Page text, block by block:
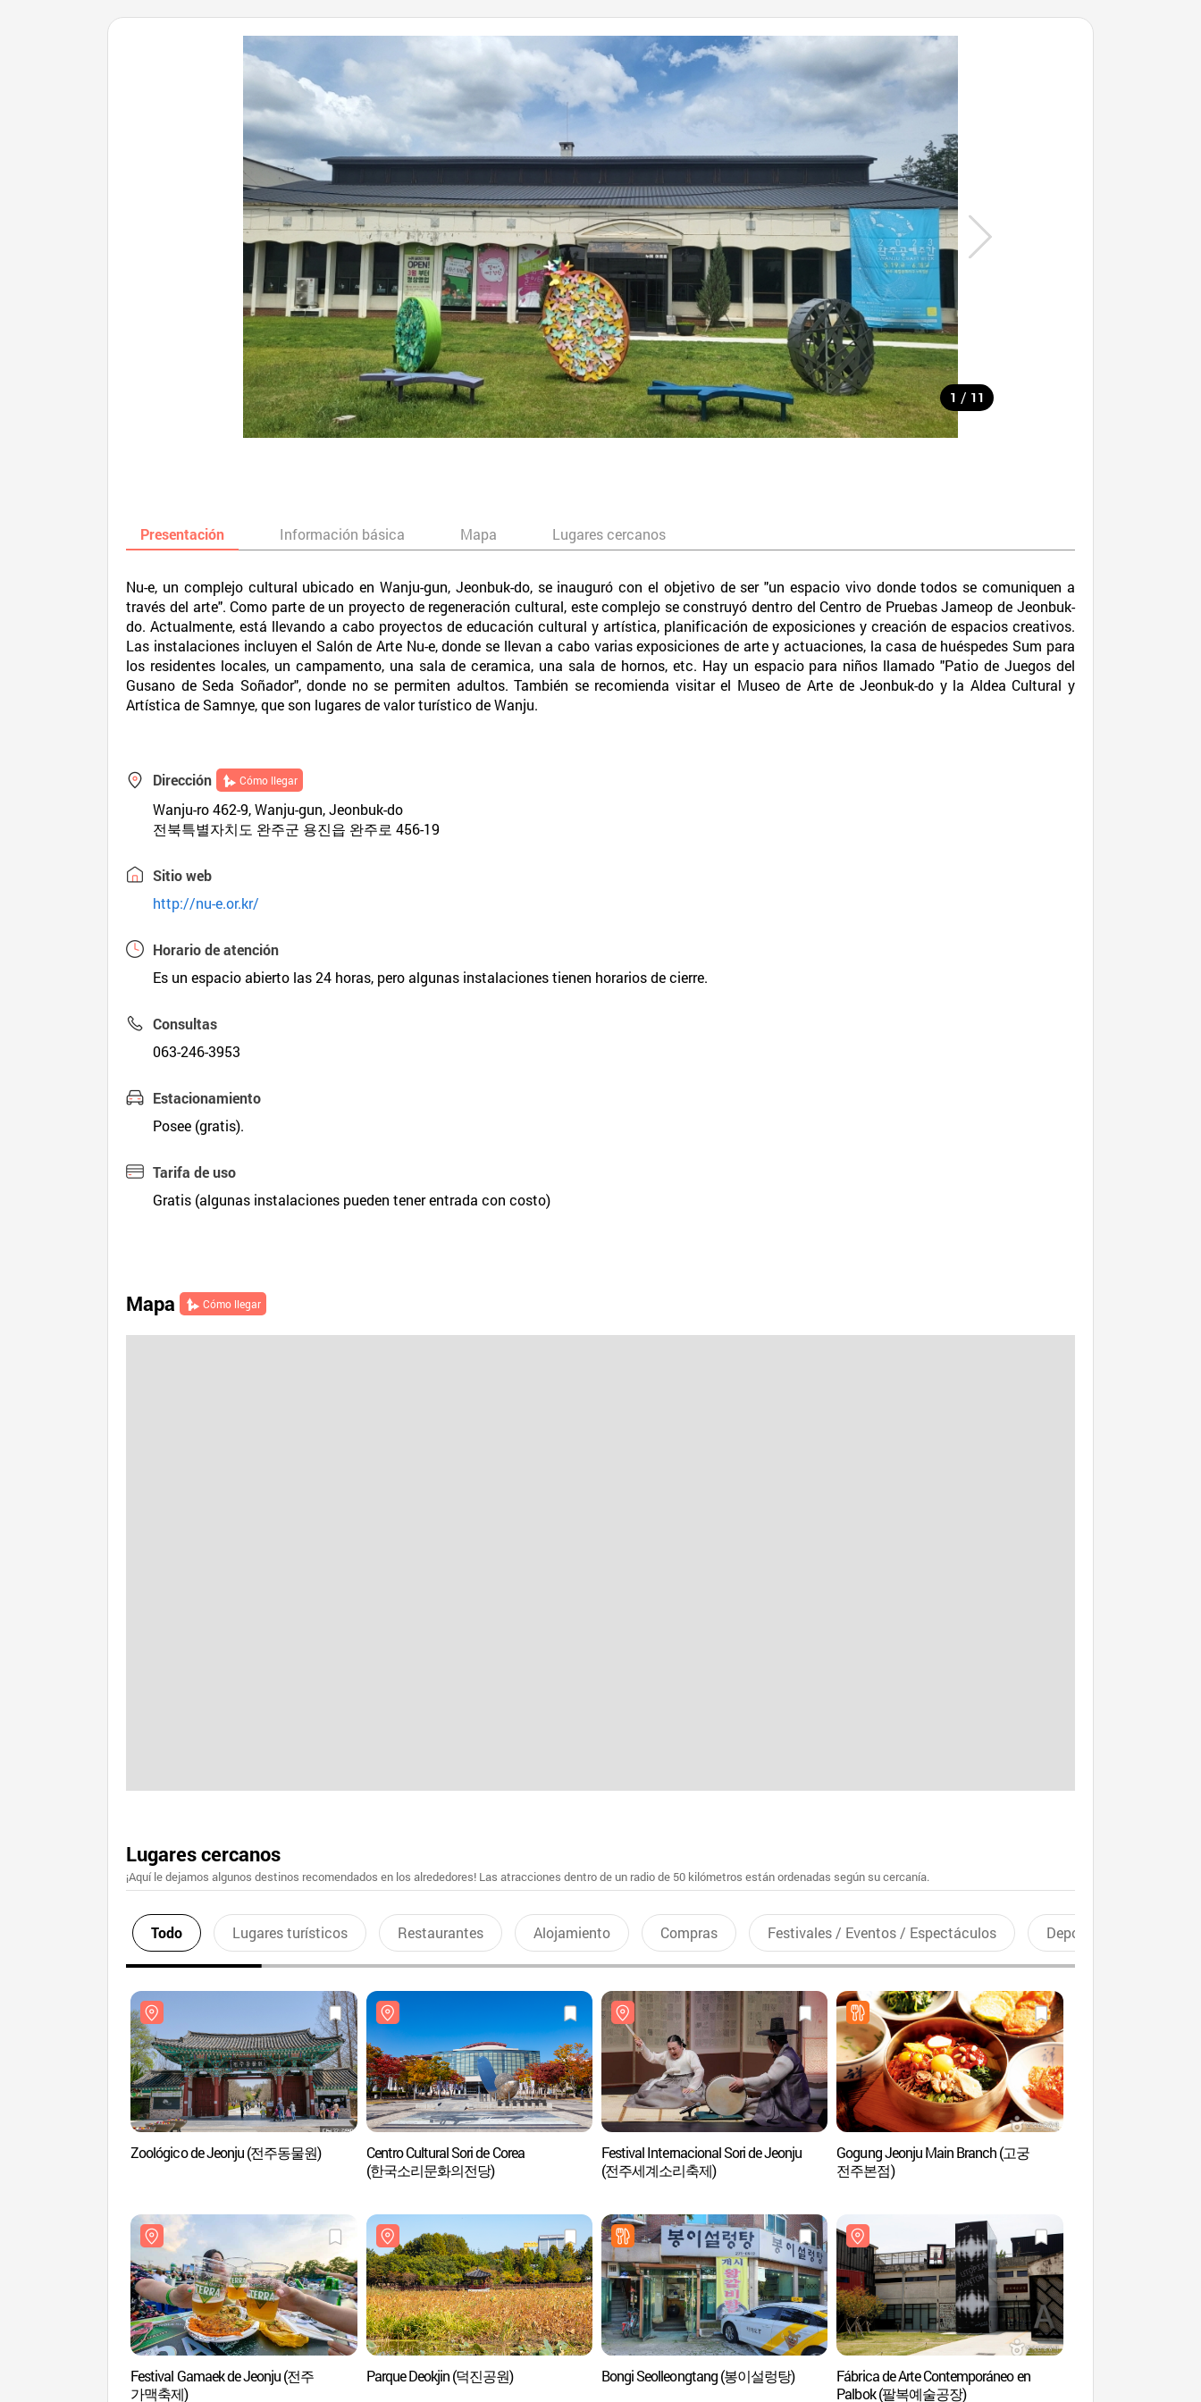
1 / 11
Presentación Información básica Mapa Lugares cercanos
Nu-e, un complejo cultural ubicado en Wanju-gun, Jeonbuk-do, se inauguró con el objetivo de ser "un espacio vivo donde todos se comuniquen a
través del arte". Como parte de un proyecto de regeneración cultural, este complejo se construyó dentro del Centro de Pruebas Jameop de Jeonbuk-
do. Actualmente, está llevando a cabo proyectos de educación cultural y artística, planificación de exposiciones y creación de espacios creativos.
Las instalaciones incluyen el Salón de Arte Nu-e, donde se llevan a cabo varias exposiciones de arte y actuaciones, la casa de huéspedes Sum para
los residentes locales, un campamento, una sala de ceramica, una sala de hornos, etc. Hay un espacio para niños llamado "Patio de Juegos del
Gusano de Seda Soñador", donde no se permiten adultos. También se recomienda visitar el Museo de Arte de Jeonbuk-do y la Aldea Cultural y
Artística de Samnye, que son lugares de valor turístico de Wanju.
Dirección Cómo llegar
Wanju-ro 462-9, Wanju-gun, Jeonbuk-do
전북특별자치도 완주군 용진읍 완주로 456-19
Sitio web
http://nu-e.or.kr/
Horario de atención
Es un espacio abierto las 24 horas, pero algunas instalaciones tienen horarios de cierre.
Consultas
063-246-3953
Estacionamiento
Posee (gratis).
Tarifa de uso
Gratis (algunas instalaciones pueden tener entrada con costo)
Mapa Cómo llegar
Lugares cercanos
¡Aquí le dejamos algunos destinos recomendados en los alrededores! Las atracciones dentro de un radio de 50 kilómetros están ordenadas según su cercanía.
Todo Lugares turísticos Restaurantes Alojamiento Compras Festivales / Eventos / Espectáculos Deportes recreativos
Zoológico de Jeonju (전주동물원)
Centro Cultural Sori de Corea
(한국소리문화의전당)
Festival Internacional Sori de Jeonju
(전주세계소리축제)
Gogung Jeonju Main Branch (고궁
전주본점)
Festival Gamaek de Jeonju (전주
가맥축제)
Parque Deokjin (덕진공원) Bongi Seolleongtang (봉이설렁탕)
Fábrica de Arte Contemporáneo en
Palbok (팔복예술공장)